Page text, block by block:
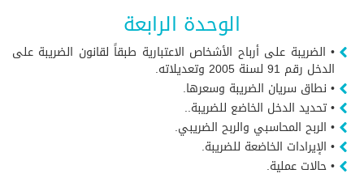
الوحدة الرابعة
• الضريبة على أرباح الأشخاص الاعتبارية طبقاً لقانون الضريبة على
الدخل رقم 91 لسنة 2005 وتعديلاته.
• نطاق سريان الضريبة وسعرها.
• تحديد الدخل الخاضع للضريبة..
• الربح المحاسبي والربح الضريبي.
• الإيرادات الخاضعة للضريبة.
• حالات عملية.